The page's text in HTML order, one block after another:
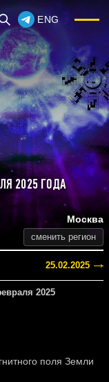
ENG
2025 ГОДА
Москва
сменить регион
25.02.2025
2025
поля Земли